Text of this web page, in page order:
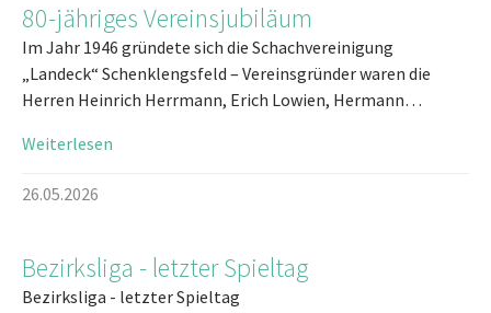
80-jähriges Vereinsjubiläum
Im Jahr 1946 gründete sich die Schachvereinigung
„Landeck“ Schenklengsfeld – Vereinsgründer waren die
Herren Heinrich Herrmann, Erich Lowien, Hermann…
Weiterlesen
26.05.2026
Bezirksliga - letzter Spieltag
Bezirksliga - letzter Spieltag